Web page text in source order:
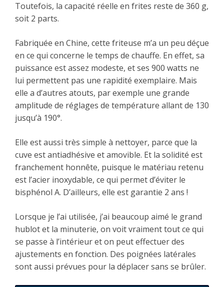
Toutefois, la capacité réelle en frites reste de 360 g,
soit 2 parts.
Fabriquée en Chine, cette friteuse m’a un peu déçue
en ce qui concerne le temps de chauffe. En effet, sa
puissance est assez modeste, et ses 900 watts ne
lui permettent pas une rapidité exemplaire. Mais
elle a d’autres atouts, par exemple une grande
amplitude de réglages de température allant de 130
jusqu’à 190°.
Elle est aussi très simple à nettoyer, parce que la
cuve est antiadhésive et amovible. Et la solidité est
franchement honnête, puisque le matériau retenu
est l’acier inoxydable, ce qui permet d’éviter le
bisphénol A. D’ailleurs, elle est garantie 2 ans !
Lorsque je l’ai utilisée, j’ai beaucoup aimé le grand
hublot et la minuterie, on voit vraiment tout ce qui
se passe à l’intérieur et on peut effectuer des
ajustements en fonction. Des poignées latérales
sont aussi prévues pour la déplacer sans se brûler.